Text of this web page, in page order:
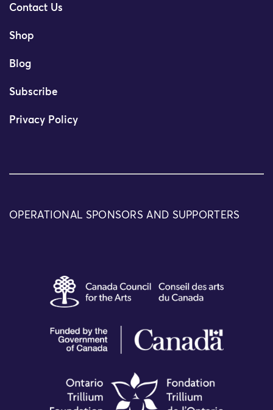
Contact Us
Shop
Blog
Subscribe
Privacy Policy
OPERATIONAL SPONSORS AND SUPPORTERS